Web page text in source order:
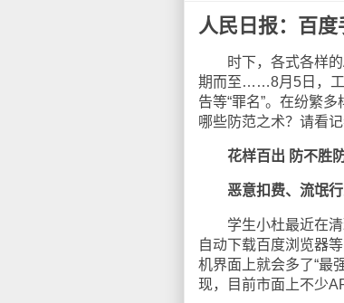
人民日报：百
时下，各式各样的
期而至……8月5日，工
告等“罪名”。在纷繁
哪些防范之术？请看
花样百出 防不胜
恶意扣费、流氓
学生小杜最近在清
自动下载百度浏览器
机界面上就会多了“最
现，目前市面上不少